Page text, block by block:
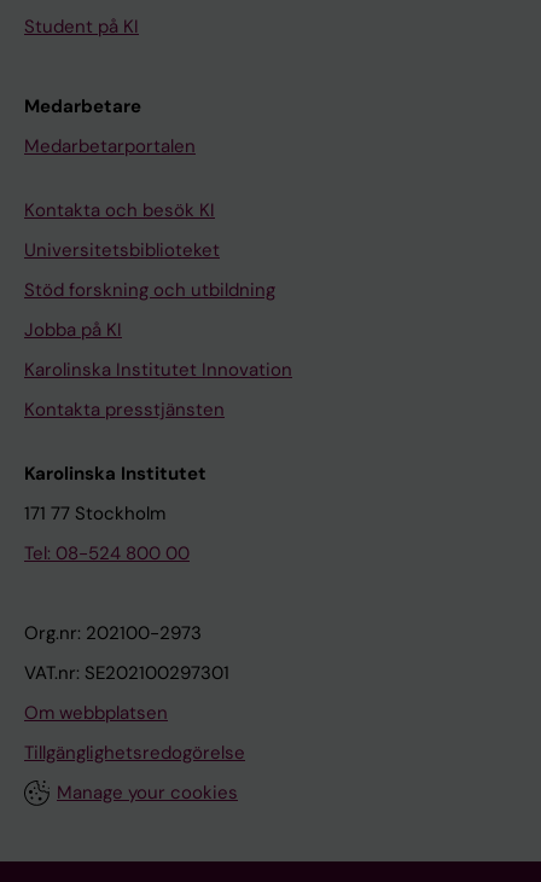
Student på KI
Medarbetare
Medarbetarportalen
Kontakta och besök KI
Universitetsbiblioteket
Stöd forskning och utbildning
Jobba på KI
Karolinska Institutet Innovation
Kontakta presstjänsten
Karolinska Institutet
171 77 Stockholm
Tel: 08-524 800 00
Org.nr: 202100-2973
VAT.nr: SE202100297301
Om webbplatsen
Tillgänglighetsredogörelse
Manage your cookies